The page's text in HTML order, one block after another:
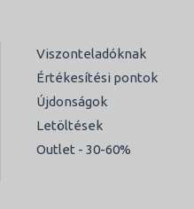
Viszonteladóknak
Értékesítési pontok
Újdonságok
Letöltések
Outlet - 30-60%